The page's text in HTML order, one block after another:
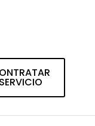
SERVICIO